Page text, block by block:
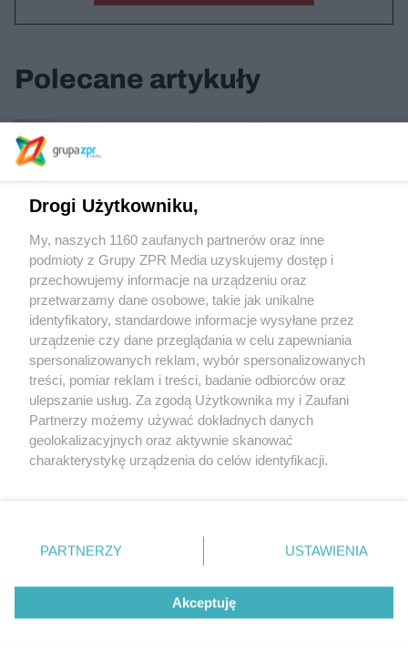
Polecane artykuły
Centrum Kulturalno-Biblioteczne Fama we
Stara Wyłuszczarnia w Czarnej Białostockiej
Dworzec Centrum w Sopocie
Żaden utwór zamieszczony w serwisie nie może być powielany i
rozpowszechniany lub dalej rozpowszechniany w jakikolwiek sposób (w tym
zabronione pod groźbą kary i może być ścigane prawnie.
Nasze serwisy
Drogi Użytkowniku,
My, naszych 1160 zaufanych partnerów oraz inne
podmioty z Grupy ZPR Media uzyskujemy dostęp i
przechowujemy informacje na urządzeniu oraz
przetwarzamy dane osobowe, takie jak unikalne
identyfikatory, standardowe informacje wysyłane przez
urządzenie czy dane przeglądania w celu zapewniania
spersonalizowanych reklam, wybór spersonalizowanych
treści, pomiar reklam i treści, badanie odbiorców oraz
ulepszanie usług. Za zgodą Użytkownika my i Zaufani
Partnerzy możemy używać dokładnych danych
geolokalizacyjnych oraz aktywnie skanować
charakterystykę urządzenia do celów identyfikacji.
zmienić/wycofać klikając przycisk ustawień prywatności
znajdujący się w lewym dolnym rogu strony
rodzaje przetwarzania danych nie wymagają zgody
użytkownika, ale masz prawo sprzeciwić się takiemu
przetwarzaniu. Preferencje będą miały zastosowanie tylko
PARTNERZY USTAWIENIA
Akceptuję